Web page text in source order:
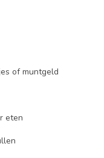
of muntgeld
eten